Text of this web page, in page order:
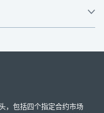
，包括四个指定合约市场